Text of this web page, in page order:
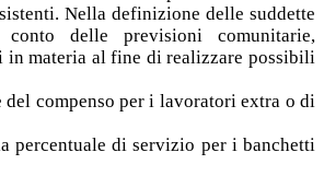
Nella definizione delle suddette
delle previsioni comunitarie,
in materia al fine di realizzare possibili
del compenso per i lavoratori extra o di
percentuale di servizio per i banchetti